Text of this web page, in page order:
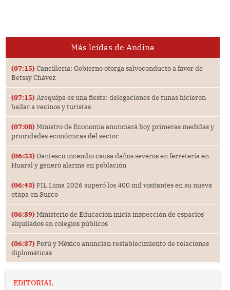
Más leídas de Andina
(07:15) Cancillería: Gobierno otorga salvoconducto a favor de
Betssy Chávez
(07:15) Arequipa es una fiesta: delegaciones de tunas hicieron
bailar a vecinos y turistas
(07:08) Ministro de Economía anunciará hoy primeras medidas y
prioridades económicas del sector
(06:53) Dantesco incendio causa daños severos en ferretería en
Huaral y generó alarma en población
(06:43) FIL Lima 2026 superó los 400 mil visitantes en su nueva
etapa en Surco
(06:39) Ministerio de Educación inicia inspección de espacios
alquilados en colegios públicos
(06:37) Perú y México anuncian restablecimiento de relaciones
diplomáticas
EDITORIAL